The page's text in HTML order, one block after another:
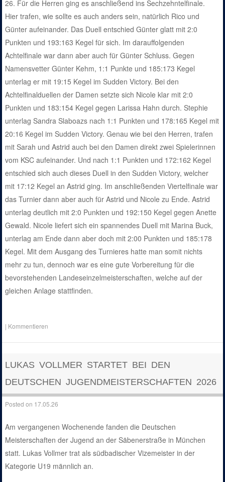
26. Für die Herren ging es anschließend ins Sechzehntelfinale.
Hier trafen, wie sollte es auch anders sein, natürlich Rico und
Günter aufeinander. Das Duell entschied Günter glatt mit 2:0
Punkten und 193:163 Kegel für sich. Im darauffolgenden
Achtelfinale war dann aber auch für Günter Schluss. Gegen
Namensvetter Günter Kehm, 1:1 Punkte und 185:173 Kegel
unterlag er mit 19:15 Kegel im Sudden Victory. Bei den
Achtelfinalduellen der Damen setzte sich Nicole klar mit 2:0
Punkten und 183:154 Kegel gegen Larissa Hahn durch. Stephie
unterlag Sandra Slaboazs nach 1:1 Punkten und 178:165 Kegel mit
20:16 Kegel im Sudden Victory. Genau wie bei den Herren, trafen
mit Sarah und Astrid auch bei den Damen direkt zwei Spielerinnen
vom KSC aufeinander. Und nach 1:1 Punkten und 172:162 Kegel
entschied sich auch dieses Duell in den Sudden Victory, welcher
mit 17:12 Kegel an Astrid ging. Im anschließenden Viertelfinale war
das Turnier dann aber auch für Astrid und Nicole zu Ende. Astrid
unterlag deutlich mit 2:0 Punkten und 192:150 Kegel gegen Anette
Gewald. Nicole liefert sich ein spannendes Duell mit Marina Buck,
unterlag am Ende dann aber doch mit 2:00 Punkten und 185:178
Kegel. Mit dem Ausgang des Turnieres hatte man somit nichts
mehr zu tun, dennoch war es eine gute Vorbereitung für die
bevorstehenden Landeseinzelmeisterschaften, welche auf der
gleichen Anlage stattfinden.
| Kommentieren
LUKAS VOLLMER STARTET BEI DEN
DEUTSCHEN JUGENDMEISTERSCHAFTEN 2026
Posted on 17.05.26
Am vergangenen Wochenende fanden die Deutschen
Meisterschaften der Jugend an der Säbenerstraße in München
statt. Lukas Vollmer trat als südbadischer Vizemeister in der
Kategorie U19 männlich an.